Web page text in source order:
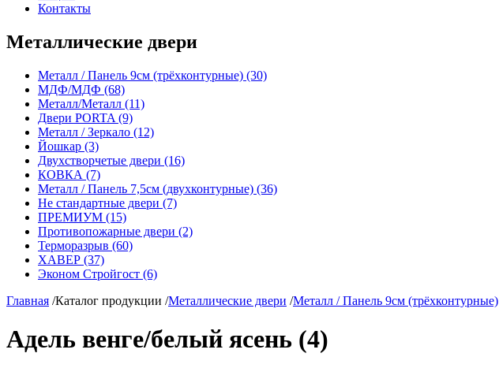
Контакты
Металлические двери
Металл / Панель 9см (трёхконтурные) (30)
МДФ/МДФ (68)
Металл/Металл (11)
Двери PORTA (9)
Металл / Зеркало (12)
Йошкар (3)
Двухстворчетые двери (16)
КОВКА (7)
Металл / Панель 7,5см (двухконтурные) (36)
Не стандартные двери (7)
ПРЕМИУМ (15)
Противопожарные двери (2)
Терморазрыв (60)
ХАВЕР (37)
Эконом Стройгост (6)
Главная /Каталог продукции /Металлические двери /Металл / Панель 9см (трёхконтурные)
Адель венге/белый ясень (4)